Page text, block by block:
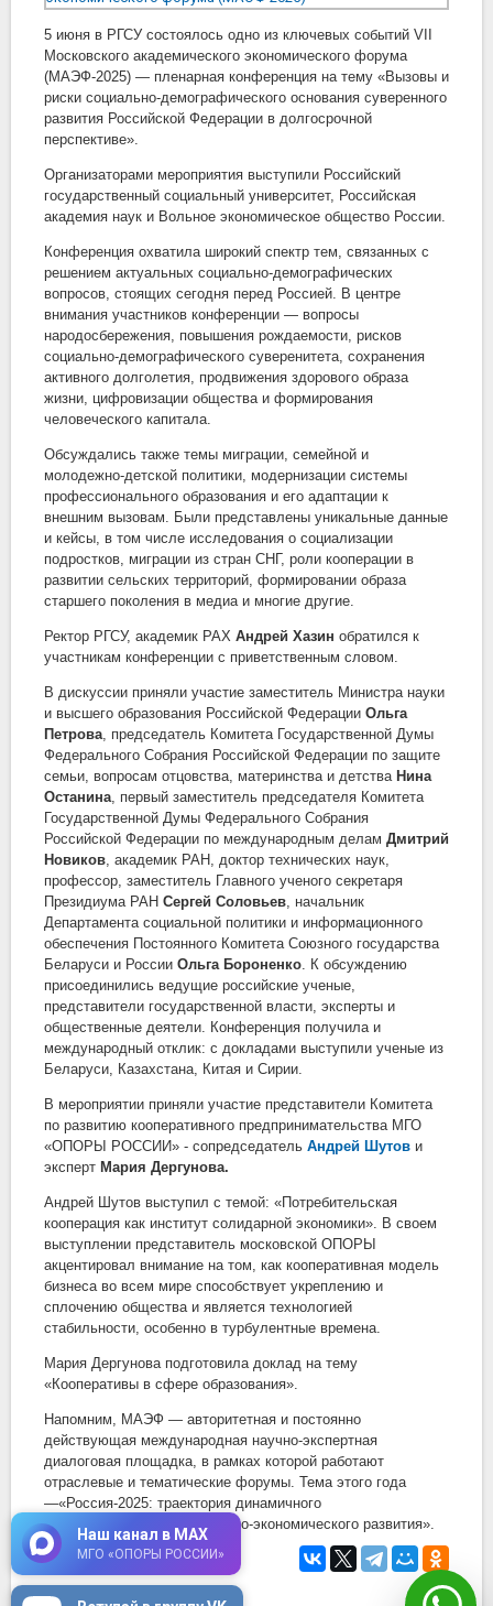
5 июня в РГСУ состоялось одно из ключевых событий VII
Московского академического экономического форума
(МАЭФ-2025) — пленарная конференция на тему «Вызовы и
риски социально-демографического основания суверенного
развития Российской Федерации в долгосрочной
перспективе».
Организаторами мероприятия выступили Российский
государственный социальный университет, Российская
академия наук и Вольное экономическое общество России.
Конференция охватила широкий спектр тем, связанных с
решением актуальных социально-демографических
вопросов, стоящих сегодня перед Россией. В центре
внимания участников конференции — вопросы
народосбережения, повышения рождаемости, рисков
социально-демографического суверенитета, сохранения
активного долголетия, продвижения здорового образа
жизни, цифровизации общества и формирования
человеческого капитала.
Обсуждались также темы миграции, семейной и
молодежно-детской политики, модернизации системы
профессионального образования и его адаптации к
внешним вызовам. Были представлены уникальные данные
и кейсы, в том числе исследования о социализации
подростков, миграции из стран СНГ, роли кооперации в
развитии сельских территорий, формировании образа
старшего поколения в медиа и многие другие.
Ректор РГСУ, академик РАХ Андрей Хазин обратился к
участникам конференции с приветственным словом.
В дискуссии приняли участие заместитель Министра науки
и высшего образования Российской Федерации Ольга
Петрова, председатель Комитета Государственной Думы
Федерального Собрания Российской Федерации по защите
семьи, вопросам отцовства, материнства и детства Нина
Останина, первый заместитель председателя Комитета
Государственной Думы Федерального Собрания
Российской Федерации по международным делам Дмитрий
Новиков, академик РАН, доктор технических наук,
профессор, заместитель Главного ученого секретаря
Президиума РАН Сергей Соловьев, начальник
Департамента социальной политики и информационного
обеспечения Постоянного Комитета Союзного государства
Беларуси и России Ольга Бороненко. К обсуждению
присоединились ведущие российские ученые,
представители государственной власти, эксперты и
общественные деятели. Конференция получила и
международный отклик: с докладами выступили ученые из
Беларуси, Казахстана, Китая и Сирии.
В мероприятии приняли участие представители Комитета
по развитию кооперативного предпринимательства МГО
«ОПОРЫ РОССИИ» - сопредседатель Андрей Шутов и
эксперт Мария Дергунова.
Андрей Шутов выступил с темой: «Потребительская
кооперация как институт солидарной экономики». В своем
выступлении представитель московской ОПОРЫ
акцентировал внимание на том, как кооперативная модель
бизнеса во всем мире способствует укреплению и
сплочению общества и является технологией
стабильности, особенно в турбулентные времена.
Мария Дергунова подготовила доклад на тему
«Кооперативы в сфере образования».
Напомним, МАЭФ — авторитетная и постоянно
действующая международная научно-экспертная
диалоговая площадка, в рамках которой работают
отраслевые и тематические форумы. Тема этого года
—«Россия-2025: траектория динамичного
сбалансированного социально-экономического развития».
16 июня 2025в 12:15
Наш канал в MAX
МГО «ОПОРЫ РОССИИ»